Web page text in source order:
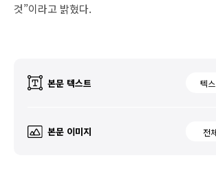
것”이라고 밝혔다.
본문 텍스트 텍
본문 이미지 전